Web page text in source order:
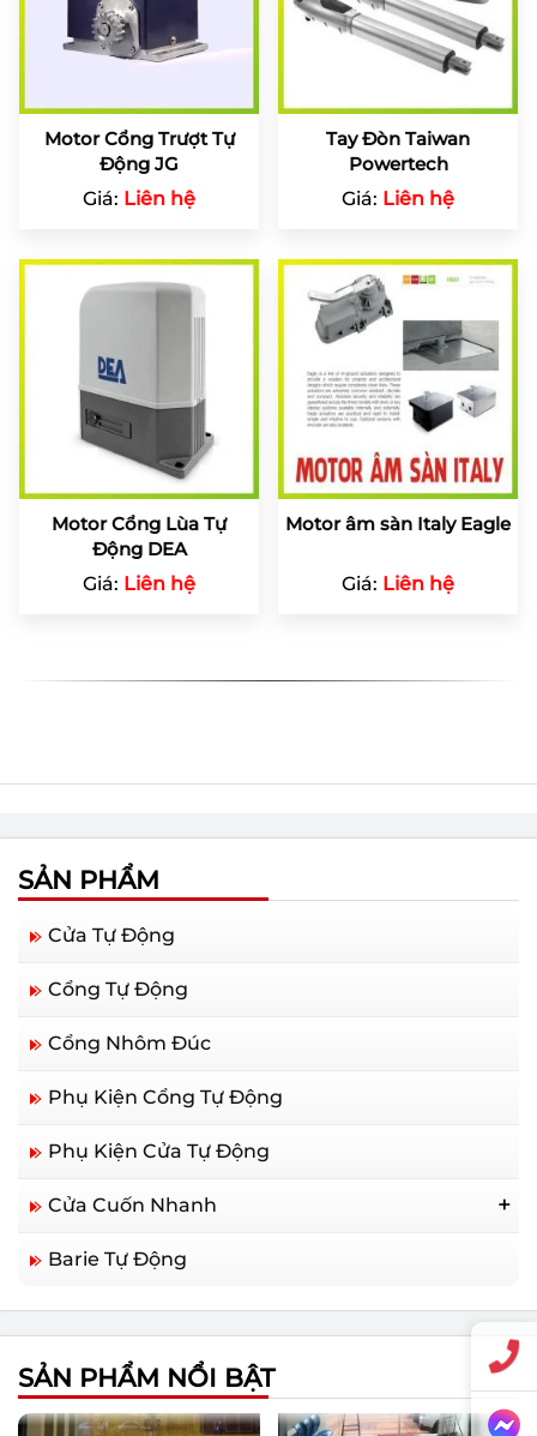
Motor Cổng Trượt Tự
Động JG
Giá: Liên hệ
Tay Đòn Taiwan
Powertech
Giá: Liên hệ
Motor Cổng Lùa Tự
Động DEA
Giá: Liên hệ
Motor âm sàn Italy Eagle
Giá: Liên hệ
SẢN PHẨM
Cửa Tự Động
Cổng Tự Động
Cổng Nhôm Đúc
Phụ Kiện Cổng Tự Động
Phụ Kiện Cửa Tự Động
Cửa Cuốn Nhanh
Cửa Cuốn Nhanh Hàn Quốc
Cửa Cuốn Nhanh Đức
Barie Tự Động
SẢN PHẨM NỔI BẬT